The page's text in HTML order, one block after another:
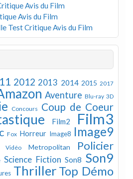
Avis du Film
Avis du Film
Test Critique Avis du Film
2012 2013 2014 2015 2017
Aventure Blu-ray 3D
Concours Coup de Coeur
Film2 Film3
Fox Horreur Image8 Image9
Vidéo Metropolitan Policier
Science Fiction Son8 Son9
Thriller Top Démo